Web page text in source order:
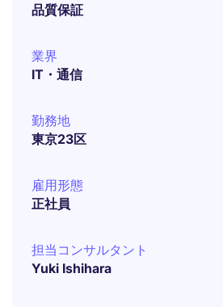
品質保証
業界
IT・通信
勤務地
東京23区
雇用形態
正社員
担当コンサルタント
Yuki Ishihara